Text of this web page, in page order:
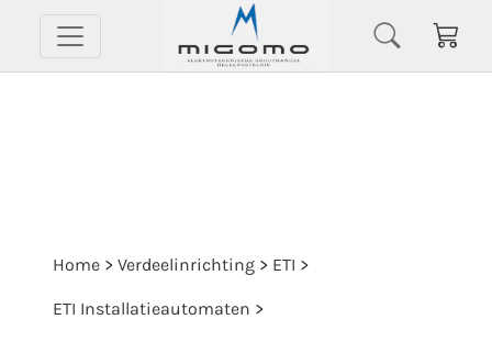
Home > Verdeelinrichting > ETI >
ETI Installatieautomaten >